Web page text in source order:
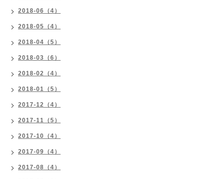
2018-06（4）
2018-05（4）
2018-04（5）
2018-03（6）
2018-02（4）
2018-01（5）
2017-12（4）
2017-11（5）
2017-10（4）
2017-09（4）
2017-08（4）